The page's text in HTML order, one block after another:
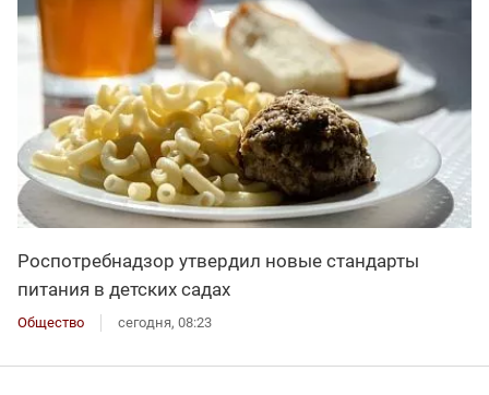
Роспотребнадзор утвердил новые стандарты
питания в детских садах
Общество сегодня, 08:23